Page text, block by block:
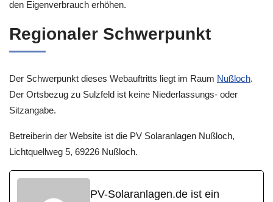
den Eigenverbrauch erhöhen.
Regionaler Schwerpunkt
Der Schwerpunkt dieses Webauftritts liegt im Raum Nußloch.
Der Ortsbezug zu Sulzfeld ist keine Niederlassungs- oder
Sitzangabe.
Betreiberin der Website ist die PV Solaranlagen Nußloch,
Lichtquellweg 5, 69226 Nußloch.
PV-Solaranlagen.de ist ein